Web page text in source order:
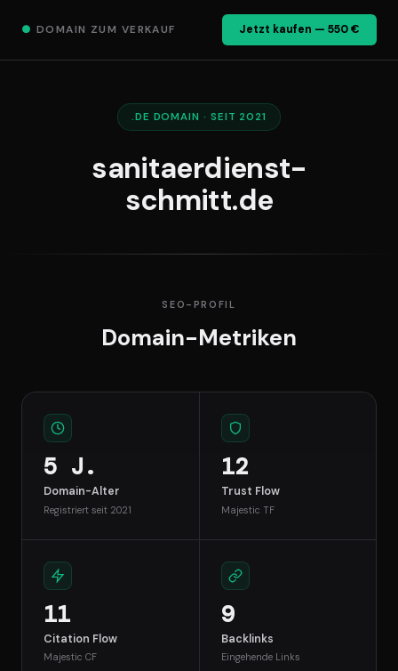
● DOMAIN ZUM VERKAUF Jetzt kaufen — 550 €
.DE DOMAIN · SEIT 2021
sanitaerdienst-
schmitt.de
SEO-PROFIL
Domain-Metriken
5 J.
Domain-Alter
Registriert seit 2021
12
Trust Flow
Majestic TF
11
Citation Flow
Majestic CF
9
Backlinks
Eingehende Links